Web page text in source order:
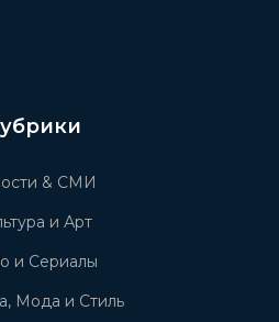
& СМИ
и Арт
и Сериалы
Мода и Стиль